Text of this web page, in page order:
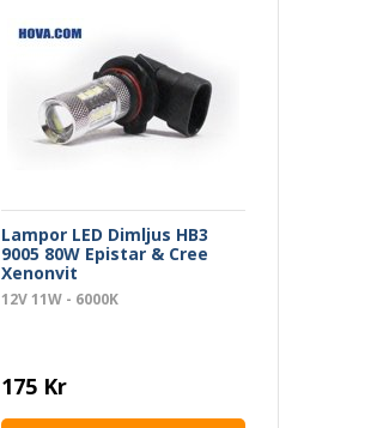
Lampor LED Dimljus HB3
9005 80W Epistar & Cree
Xenonvit
12V 11W - 6000K
175 Kr